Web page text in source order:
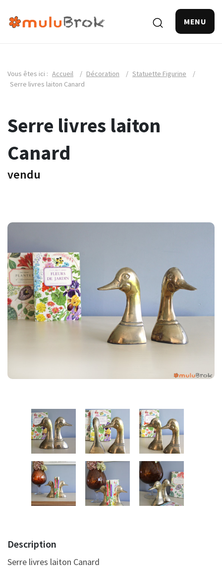
MENU
Vous êtes ici : Accueil / Décoration / Statuette Figurine
/
Serre livres laiton Canard
Serre livres laiton
Canard
vendu
Description
Serre livres laiton Canard